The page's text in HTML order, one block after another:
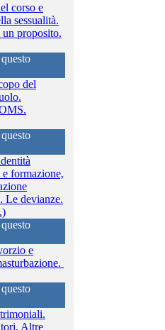
corso e
sessualità.
un proposito.
del
formazione,
Le devianze.
e
Altre